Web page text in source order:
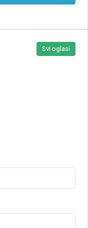
Svi oglasi